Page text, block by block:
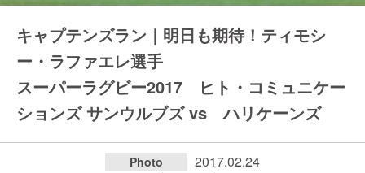
キャプテンズラン｜明日も期待！ティモシ
ー・ラファエレ選手
スーパーラグビー2017 ヒト・コミュニケー
ションズ サンウルブズ vs ハリケーンズ
Photo 2017.02.24